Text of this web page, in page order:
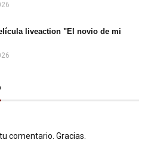
liveaction "El novio de mi
comentario. Gracias.